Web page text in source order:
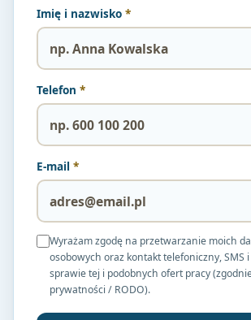
Imię i nazwisko *
Telefon *
E-mail *
Wyrażam zgodę na przetwarzanie moich
osobowych oraz kontakt telefoniczny, SMS
sprawie tej i podobnych ofert pracy
prywatności / RODO).